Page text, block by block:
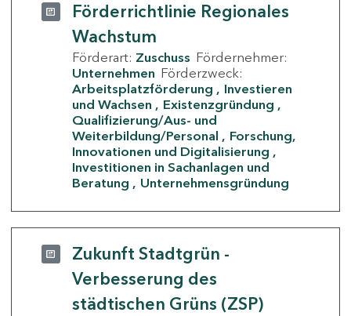
Förderrichtlinie Regionales
Wachstum
Förderart: Zuschuss Fördernehmer:
Unternehmen Förderzweck:
Arbeitsplatzförderung
Investieren
und Wachsen
Existenzgründung
Qualifizierung/Aus- und
Weiterbildung/Personal
Forschung,
Innovationen und Digitalisierung
Investitionen in Sachanlagen und
Beratung
Unternehmensgründung
Zukunft Stadtgrün -
Verbesserung des
städtischen Grüns (ZSP)